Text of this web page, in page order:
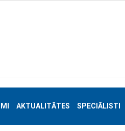
AKTUALITĀTES SPECIĀLISTI